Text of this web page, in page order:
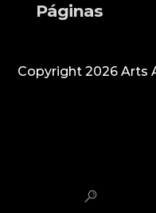
Páginas
Copyright 2026 Arts